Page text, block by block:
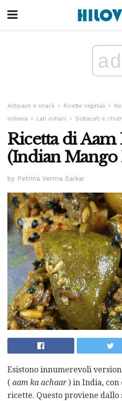
ad
Antipasti e snack Ricette vegetali
indiana
Lati indiani Sottaceti e
Ricetta di Aam
(Indian Mango
by Petrina Verma Sarkar
Esistono innumerevoli
( aam ka achaar) in India, con
ricette. Questo proviene